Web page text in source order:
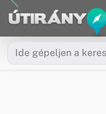
Ugrás a menüre
Ugrás a tartalomra